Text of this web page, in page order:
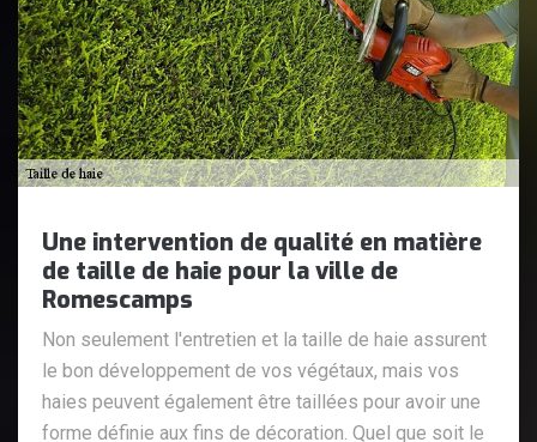
Une intervention de qualité en matière
de taille de haie pour la ville de
Romescamps
Non seulement l'entretien et la taille de haie assurent
le bon développement de vos végétaux, mais vos
haies peuvent également être taillées pour avoir une
forme définie aux fins de décoration. Quel que soit le